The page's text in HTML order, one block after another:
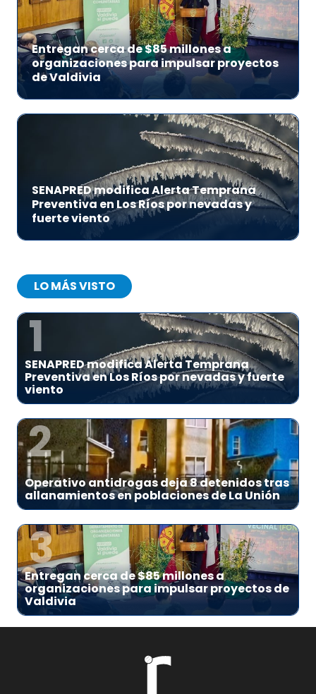
Entregan cerca de $85 millones a
organizaciones para impulsar proyectos
de Valdivia
SENAPRED modifica Alerta Temprana
Preventiva en Los Ríos por nevadas y
fuerte viento
LO MÁS VISTO
1
SENAPRED modifica Alerta Temprana
Preventiva en Los Ríos por nevadas y fuerte
viento
2
Operativo antidrogas deja 8 detenidos tras
allanamientos en poblaciones de La Unión
3
Entregan cerca de $85 millones a
organizaciones para impulsar proyectos de
Valdivia